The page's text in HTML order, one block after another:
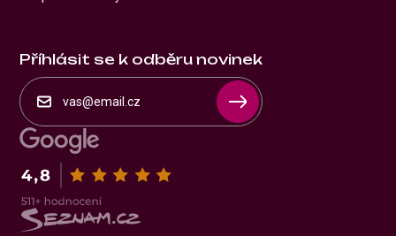
Příhlásit se k odběru novinek